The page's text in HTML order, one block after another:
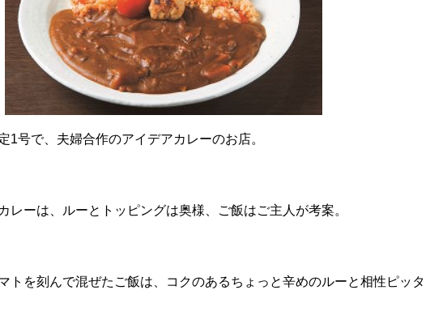
1号で、夫婦合作のアイデアカレーのお店。
レーは、ルーとトッピングは奥様、ご飯はご主人が考案。
トを刻んで混ぜたご飯は、コクのあるちょっと辛めのルーと相性ピッタ